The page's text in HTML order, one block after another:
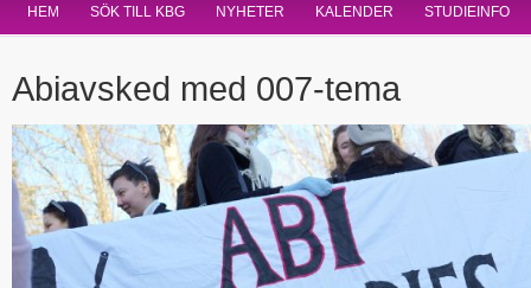
HEM SÖK TILL KBG NYHETER KALENDER STUDIEINFO
Abiavsked med 007-tema